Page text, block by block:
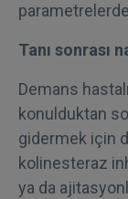
parametrelerde
Tanı sonrası
Demans
konulduktan
gidermek için
kolinesteraz
ya da